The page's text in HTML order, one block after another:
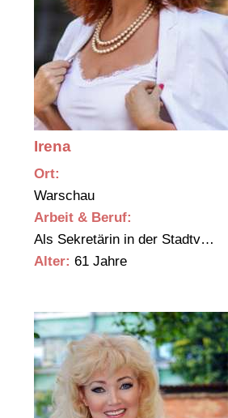
Irena
Ort:
Warschau
Arbeit & Beruf:
Als Sekretärin in der Stadtv…
Alter: 61 Jahre